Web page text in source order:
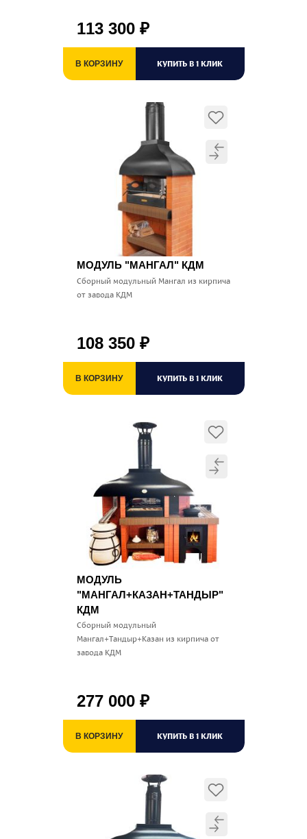
113 300 ₽
В КОРЗИНУ КУПИТЬ В 1 КЛИК
МОДУЛЬ "МАНГАЛ" КДМ
Сборный модульный Мангал из кирпича
от завода КДМ
108 350 ₽
В КОРЗИНУ КУПИТЬ В 1 КЛИК
МОДУЛЬ
"МАНГАЛ+КАЗАН+ТАНДЫР"
КДМ
Сборный модульный
Мангал+Тандыр+Казан из кирпича от
завода КДМ
277 000 ₽
В КОРЗИНУ КУПИТЬ В 1 КЛИК